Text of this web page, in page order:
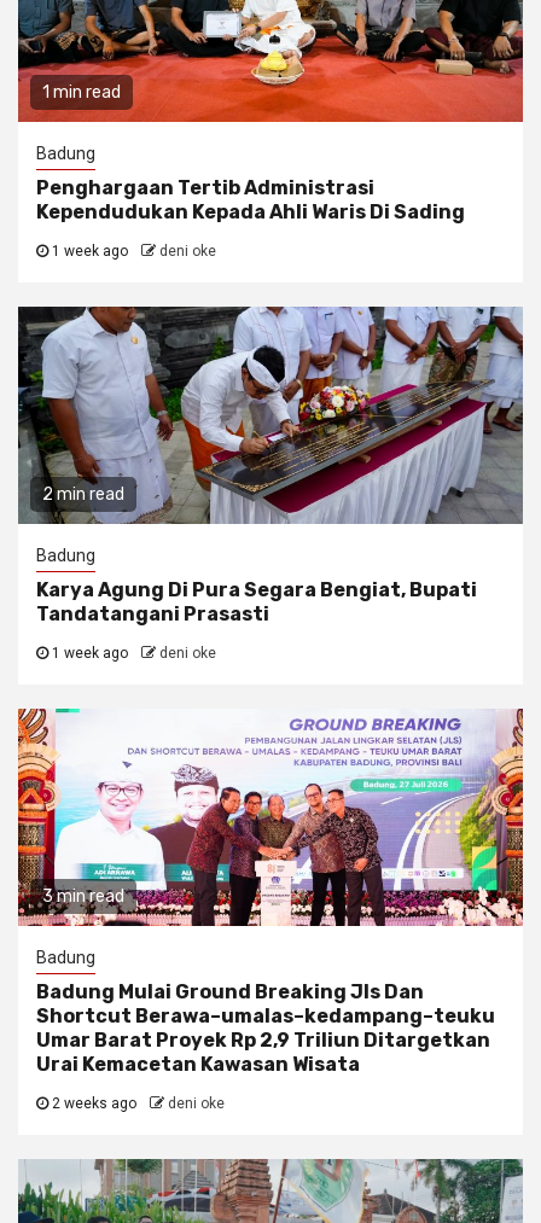
1 min read
Badung
Penghargaan Tertib Administrasi
Kependudukan Kepada Ahli Waris Di Sading
1 week ago deni oke
2 min read
Badung
Karya Agung Di Pura Segara Bengiat, Bupati
Tandatangani Prasasti
1 week ago deni oke
3 min read
Badung
Badung Mulai Ground Breaking Jls Dan
Shortcut Berawa–umalas–kedampang–teuku
Umar Barat Proyek Rp 2,9 Triliun Ditargetkan
Urai Kemacetan Kawasan Wisata
2 weeks ago deni oke